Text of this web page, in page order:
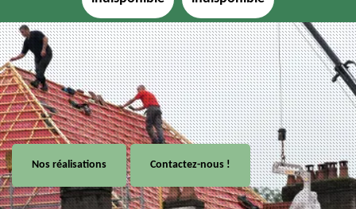
Nos réalisations Contactez-nous !